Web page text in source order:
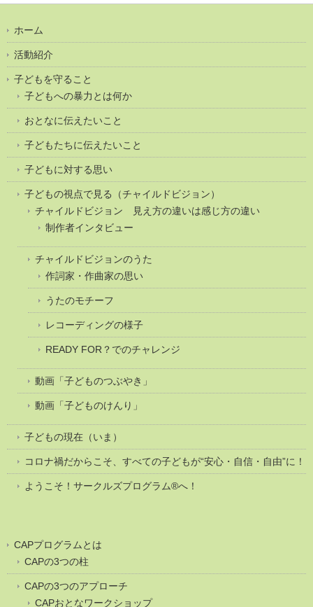
ホーム
活動紹介
子どもを守ること
子どもへの暴力とは何か
おとなに伝えたいこと
子どもたちに伝えたいこと
子どもに対する思い
子どもの視点で見る（チャイルドビジョン）
チャイルドビジョン 見え方の違いは感じ方の違い
制作者インタビュー
チャイルドビジョンのうた
作詞家・作曲家の思い
うたのモチーフ
レコーディングの様子
READY FOR？でのチャレンジ
動画「子どものつぶやき」
動画「子どものけんり」
子どもの現在（いま）
コロナ禍だからこそ、すべての子どもが“安心・自信・自由”に！
ようこそ！サークルズプログラム®へ！
CAPプログラムとは
CAPの3つの柱
CAPの3つのアプローチ
CAPおとなワークショップ